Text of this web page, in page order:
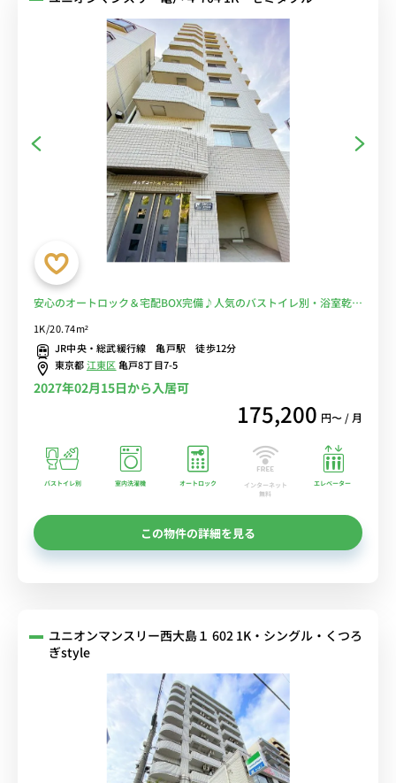
安心のオートロック＆宅配BOX完備♪人気のバストイレ別・浴室乾燥
2分■選べるWi-Fi格安レンタル中！
1K/20.74m²
JR中央・総武緩行線 亀戸駅 徒歩12分
東京都江東区亀戸8丁目7-5
2027年02月15日から入居可
175,200 円〜 / 月
バストイレ別 室内洗濯機 オートロック
インターネット
無料
エレベーター
この物件の詳細を見る
ユニオンマンスリー西大島１ 602 1K・シングル・くつろ
ぎstyle